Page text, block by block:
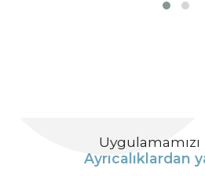
Ayrıcalıklardan